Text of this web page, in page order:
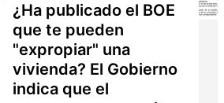
¿Ha publicado el BOE
que te pueden
"expropiar" una
vivienda? El Gobierno
indica que el